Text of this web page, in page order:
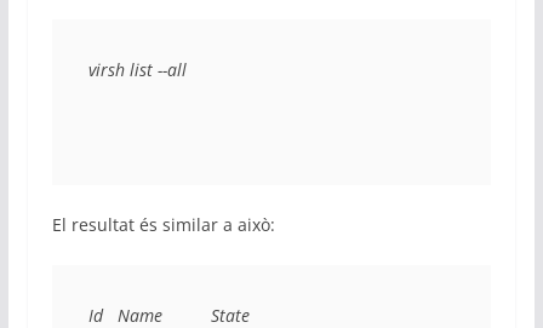
virsh list --all
El resultat és similar a això:
Id   Name          State